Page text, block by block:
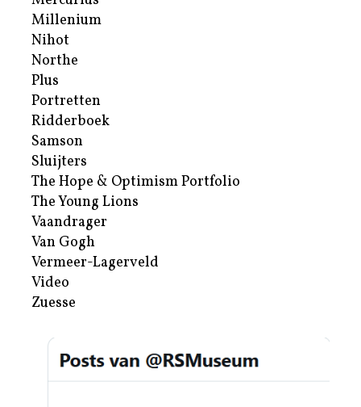
Millenium
Nihot
Northe
Plus
Portretten
Ridderboek
Samson
Sluijters
The Hope & Optimism Portfolio
The Young Lions
Vaandrager
Van Gogh
Vermeer-Lagerveld
Video
Zuesse